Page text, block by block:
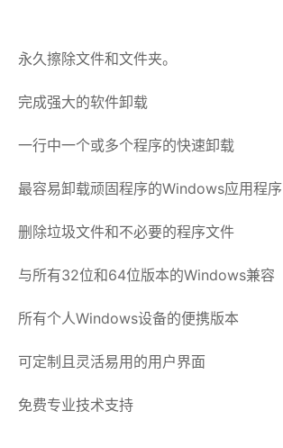
永久擦除文件和文件夹。
完成强大的软件卸载
一行中一个或多个程序的快速卸载
最容易卸载顽固程序的Windows应用程序
删除垃圾文件和不必要的程序文件
与所有32位和64位版本的Windows兼容
所有个人Windows设备的便携版本
可定制且灵活易用的用户界面
免费专业技术支持